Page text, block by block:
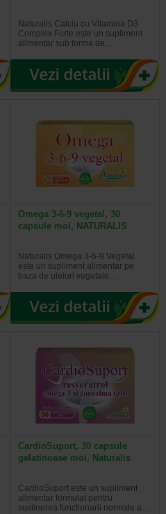
Naturalis Calciu cu Vitamina D3
Complex Forte este un supliment
alimentar sub forma de…
Omega 3-6-9 vegetal, 30
capsule moi, NATURALIS
Naturalis Omega 3-6-9 Vegetal
este un supliment alimentar pe
baza de uleiuri vegetale…
CardioSuport, 30 capsule
gelatinoase moi, Naturalis
CardioSuport este un supliment
alimentar formulat pentru
sustinerea functionarii normale a…